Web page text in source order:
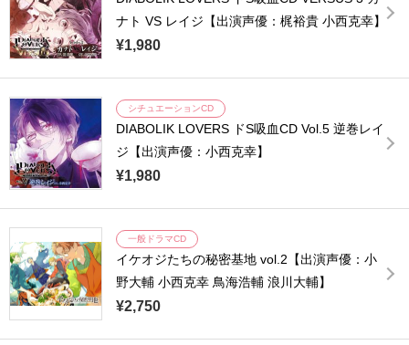
ナト VS レイジ【出演声優：梶裕貴 小西克幸】
¥1,980
シチュエーションCD
DIABOLIK LOVERS ドS吸血CD Vol.5 逆巻レイ
ジ【出演声優：小西克幸】
¥1,980
一般ドラマCD
イケオジたちの秘密基地 vol.2【出演声優：小
野大輔 小西克幸 鳥海浩輔 浪川大輔】
¥2,750